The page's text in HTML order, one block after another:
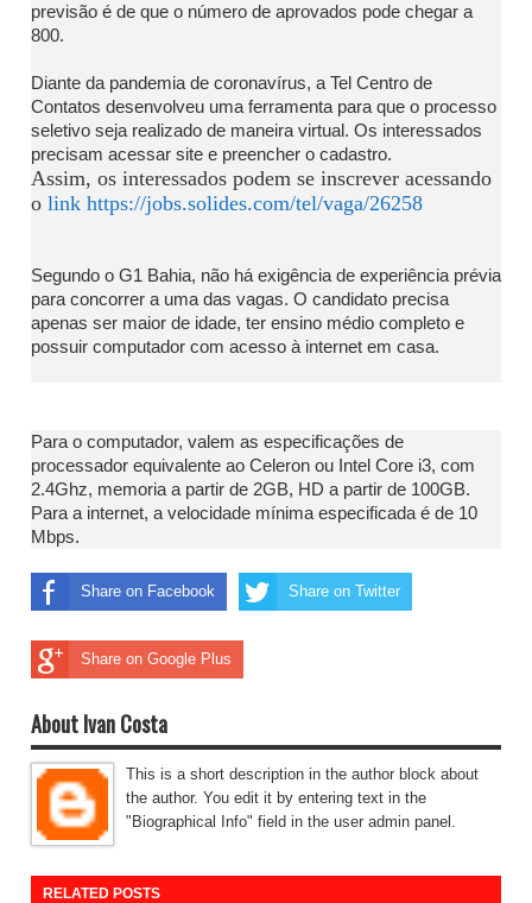
previsão é de que o número de aprovados pode chegar a
800.
Diante da pandemia de coronavírus, a Tel Centro de
Contatos desenvolveu uma ferramenta para que o processo
seletivo seja realizado de maneira virtual. Os interessados
precisam acessar site e preencher o cadastro.
Assim, os interessados podem se inscrever acessando
o link https://jobs.solides.com/tel/vaga/26258
Segundo o G1 Bahia, não há exigência de experiência prévia
para concorrer a uma das vagas. O candidato precisa
apenas ser maior de idade, ter ensino médio completo e
possuir computador com acesso à internet em casa.
Para o computador, valem as especificações de
processador equivalente ao Celeron ou Intel Core i3, com
2.4Ghz, memoria a partir de 2GB, HD a partir de 100GB.
Para a internet, a velocidade mínima especificada é de 10
Mbps.
Share on Facebook Share on Twitter
Share on Google Plus
About Ivan Costa
This is a short description in the author block about
the author. You edit it by entering text in the
"Biographical Info" field in the user admin panel.
RELATED POSTS